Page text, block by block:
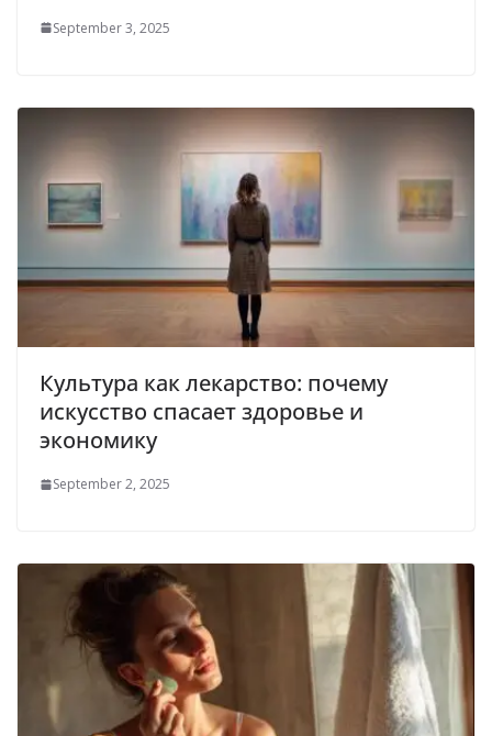
September 3, 2025
Культура как лекарство: почему
искусство спасает здоровье и
экономику
September 2, 2025